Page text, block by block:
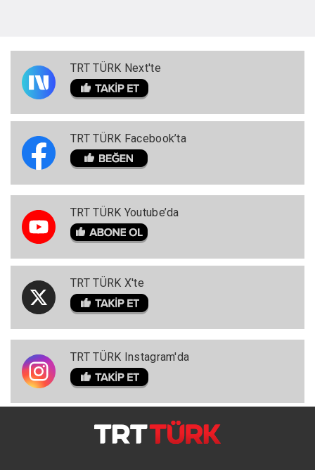
TRT TÜRK Next'te
TRT TÜRK Facebook’ta
TRT TÜRK Youtube’da
TRT TÜRK X'te
TRT TÜRK Instagram'da